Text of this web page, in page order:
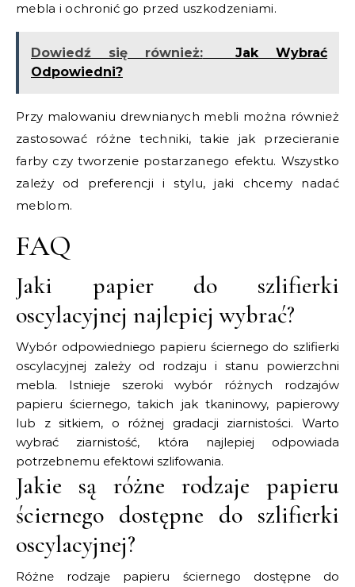
mebla i ochronić go przed uszkodzeniami.
Dowiedź się również:
Jak Wybrać
Odpowiedni?
Przy malowaniu drewnianych mebli można również
zastosować różne techniki, takie jak przecieranie
farby czy tworzenie postarzanego efektu. Wszystko
zależy od preferencji i stylu, jaki chcemy nadać
meblom.
FAQ
Jaki papier do szlifierki
oscylacyjnej najlepiej wybrać?
Wybór odpowiedniego papieru ściernego do szlifierki
oscylacyjnej zależy od rodzaju i stanu powierzchni
mebla. Istnieje szeroki wybór różnych rodzajów
papieru ściernego, takich jak tkaninowy, papierowy
lub z sitkiem, o różnej gradacji ziarnistości. Warto
wybrać ziarnistość, która najlepiej odpowiada
potrzebnemu efektowi szlifowania.
Jakie są różne rodzaje papieru
ściernego dostępne do szlifierki
oscylacyjnej?
Różne rodzaje papieru ściernego dostępne do